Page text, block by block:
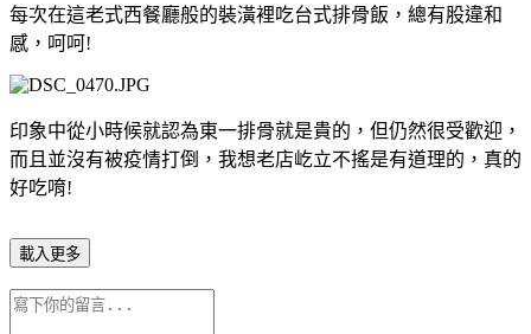
每次在這老式西餐廳般的裝潢裡吃台式排骨飯，總有股違和
感，呵呵!
印象中從小時候就認為東一排骨就是貴的，但仍然很受歡迎，
而且並沒有被疫情打倒，我想老店屹立不搖是有道理的，真的
好吃唷!
載入更多